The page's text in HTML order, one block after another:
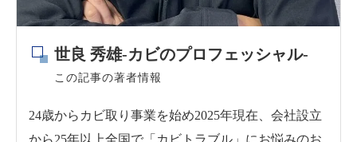
世良 秀雄-カビのプロフェッシャル-
この記事の著者情報
24歳からカビ取り事業を始め2025年現在、会社設立